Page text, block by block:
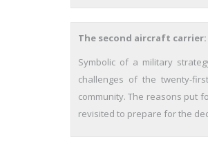
The second aircraft
Symbolic of a military
challenges of the twenty-
community. The reasons put
revisited to prepare for the